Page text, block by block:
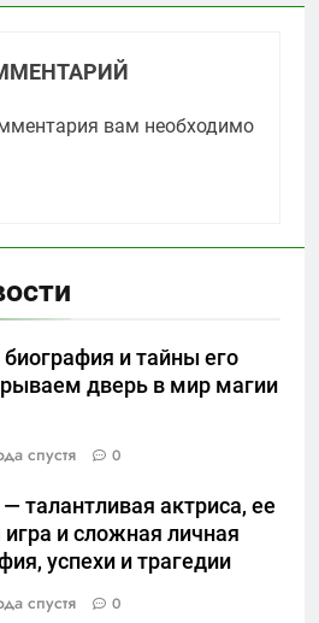
вам необходимо
и тайны его
дверь в мир магии
спустя 0
талантливая актриса, ее
и сложная личная
успехи и трагедии
спустя 0